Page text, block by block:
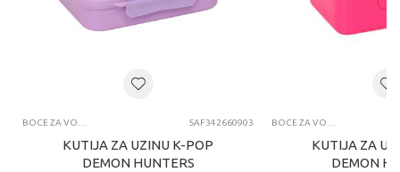
SAF342660903
KUTIJA ZA UZINU K-POP
DEMON HUNTERS
KUTIJA ZA
DEMON